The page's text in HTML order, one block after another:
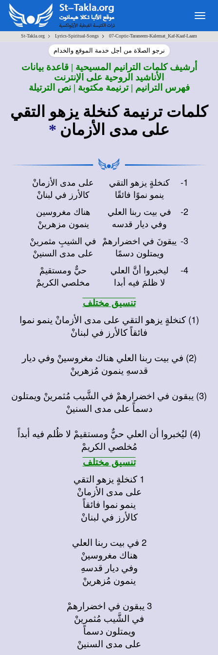
St-Takla.org > Lyrics-Spiritual-Songs > 07-Coptic-Taraneem-Kalemat_Kaf-Kaaf-Laam
نرجو الصلاة من أجل خدمة الموقع والخدام
أرشيف كلمات الترانيم المسيحية | قاعدة بيانات
الأناشيد الروحية على الإنترنت
فهرس الترانيم | ترنيمة مكتوبة | نص الترتيلة
كلمات ترنيمة كنخلة يزهو التقي
على مدى الأزمان *
1-
كنخلةٍ يزهو التقي
ينمو نموًا فائقًا
على مدى الأزمانْ
كالأرز في لبنانْ
2-
في بيت ربنا العلي
وفي ديار قدسه
هناك مغروسين
ينمون مزهرينْ
3- يبقونَ في اخضرارهمْ
ويمتلون دسمًا
في الشيبِ مثمرينْ
على مدى السنينْ
4-
ليخبروا أنَّ العلي
لا ظلمَ فيه أبدا
حيٌّ ومستقيمْ
مخلصي الكريمْ
تنسيق مختلف
(1) كنخلةٍ يزهو التقي على مدى الأزمانْ ينمو نموا
فائقاً كالأرز في لبنانْ
(2) في بيت ربنا العلي هناك مغروسينْ وفي ديار
قدسهِ ينمون مُزهرينْ
(3) يبقون في اخضرارهمْ في الشَّيب مُثمرينْ ويمتلون
دسماً على مدى السنينْ
(4) ليُخبروا أن العلي حيٌّ ومستقيمْ لا ظُلم فيه أبداً
مُخلصي الكريمْ
تنسيق مختلف
1 كنخلةٍ يزهو التقي
على مدى الأزمانْ
ينمو نموا فائقاً
كالأرز في لبنانْ
2 في بيت ربنا العلي
هناك مغروسينْ
وفي ديار قدسهِ
ينمون مُزهرينْ
3 يبقون في اخضرارهمْ
في الشَّيب مُثمرينْ
ويمتلون دسماً
على مدى السنينْ